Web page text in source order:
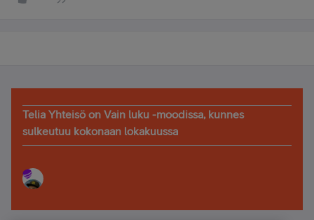
Telia Yhteisö on Vain luku -moodissa, kunnes
sulkeutuu kokonaan lokakuussa